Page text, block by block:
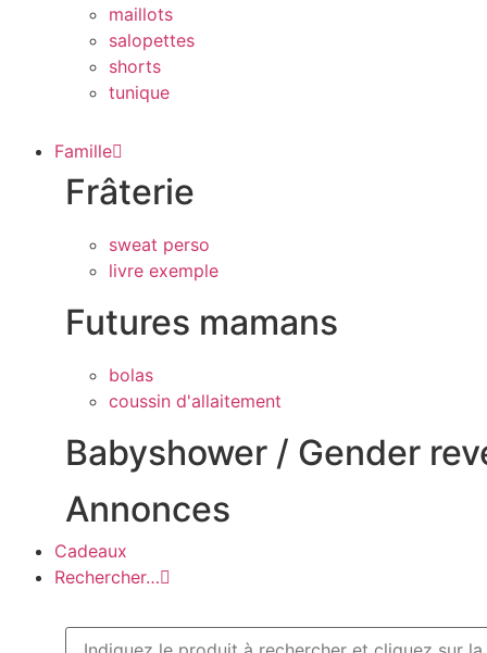
maillots
salopettes
shorts
tunique
Famille
Frâterie
sweat perso
livre exemple
Futures mamans
bolas
coussin d'allaitement
Babyshower / Gender
Annonces
Cadeaux
Rechercher…